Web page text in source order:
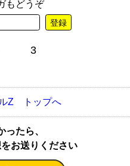
もどうぞ
登録
3
Z トップへ
ったら、
お送りください